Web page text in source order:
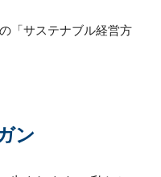
「サステナブル経営方
ン